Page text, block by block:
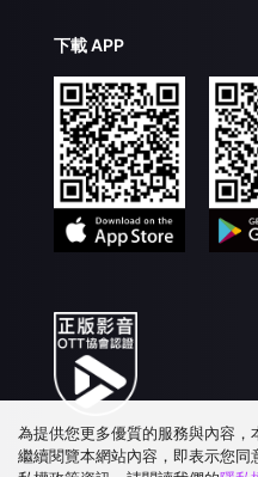
下載 APP
為提供您更多優質的服務與內容
繼續閱覽本網站內容，即表示您